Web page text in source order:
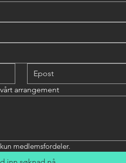
arrangement
medlemsfordeler.